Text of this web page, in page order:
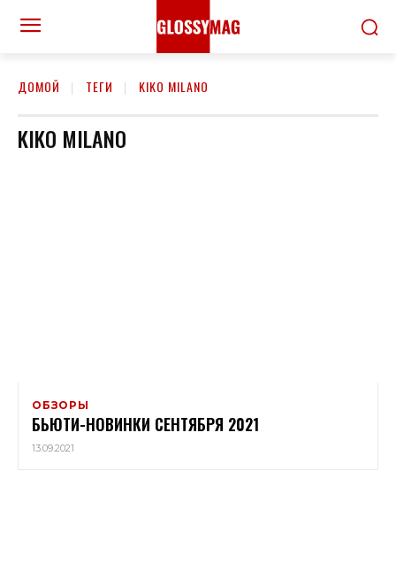
ДОМОЙ ТЕГИ KIKO MILANO
KIKO MILANO
ОБЗОРЫ
БЬЮТИ-НОВИНКИ СЕНТЯБРЯ 2021
13.09.2021